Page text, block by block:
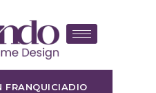
FRANQUICIADIO